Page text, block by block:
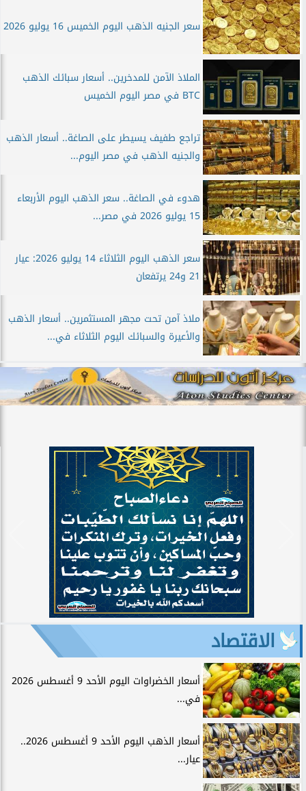
سعر الجنيه الذهب اليوم الخميس 16 يوليو 2026
الملاذ الآمن للمدخرين.. أسعار سبائك الذهب
BTC في مصر اليوم الخميس
تراجع طفيف يسيطر على الصاغة.. أسعار الذهب
والجنيه الذهب في مصر اليوم...
هدوء في الصاغة.. سعر الذهب اليوم الأربعاء
15 يوليو 2026 في مصر...
سعر الذهب اليوم الثلاثاء 14 يوليو 2026: عيار
21 و24 يرتفعان
ملاذ آمن تحت مجهر المستثمرين.. أسعار الذهب
والأعيرة والسبائك اليوم الثلاثاء في...
الاقتصاد
أسعار الخضراوات اليوم الأحد 9 أغسطس 2026
في...
أسعار الذهب اليوم الأحد 9 أغسطس 2026..
عيار...